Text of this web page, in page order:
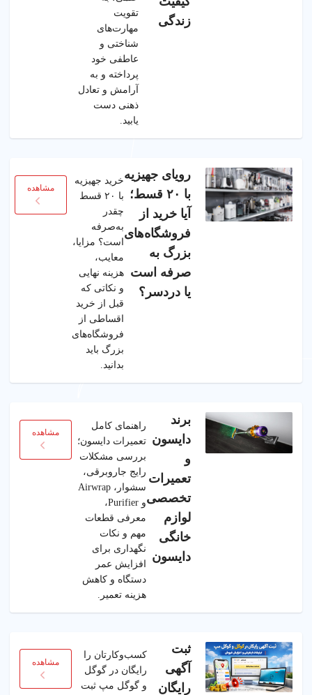
زندگی
تقویت
مهارت‌های
شناختی و
عاطفی خود
پرداخته و به
آرامش و تعادل
ذهنی دست
یابید.
رویای جهیزیه
با ۲۰ قسط؛
آیا خرید از
فروشگاه‌های
بزرگ به
صرفه است
یا دردسر؟
خرید جهیزیه
با ۲۰ قسط
چقدر
به‌صرفه
است؟ مزایا،
معایب،
هزینه نهایی
و نکاتی که
قبل از خرید
اقساطی از
فروشگاه‌های
بزرگ باید
بدانید.
مشاهده
برند
دایسون
و
تعمیرات
تخصصی
لوازم
خانگی
دایسون
راهنمای کامل
تعمیرات دایسون؛
بررسی مشکلات
رایج جاروبرقی،
سشوار، Airwrap
و Purifier،
معرفی قطعات
مهم و نکات
نگهداری برای
افزایش عمر
دستگاه و کاهش
هزینه تعمیر.
مشاهده
ثبت
آگهی
رایگان
کسب‌وکارتان را
رایگان در گوگل
و گوگل مپ ثبت
مشاهده